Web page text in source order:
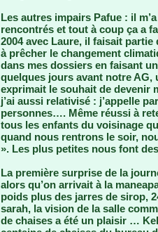
Les autres impairs Pafue : il
rencontrés et tout à coup ça a
2004 avec Laure, il faisait
à prêcher le changement
dans mes dossiers en faisant
quelques jours avant notre AG,
exprimait le souhait de devenir
j’ai aussi relativisé : j’appelle
personnes…. Même réussi à
tous les enfants du voisinage
quand nous rentrons le soir,
». Les plus petites nous font
La première surprise de la
alors qu’on arrivait à la
poids plus des jarres de sirop,
sarah, la vision de la salle
de chaises a été un plaisir …